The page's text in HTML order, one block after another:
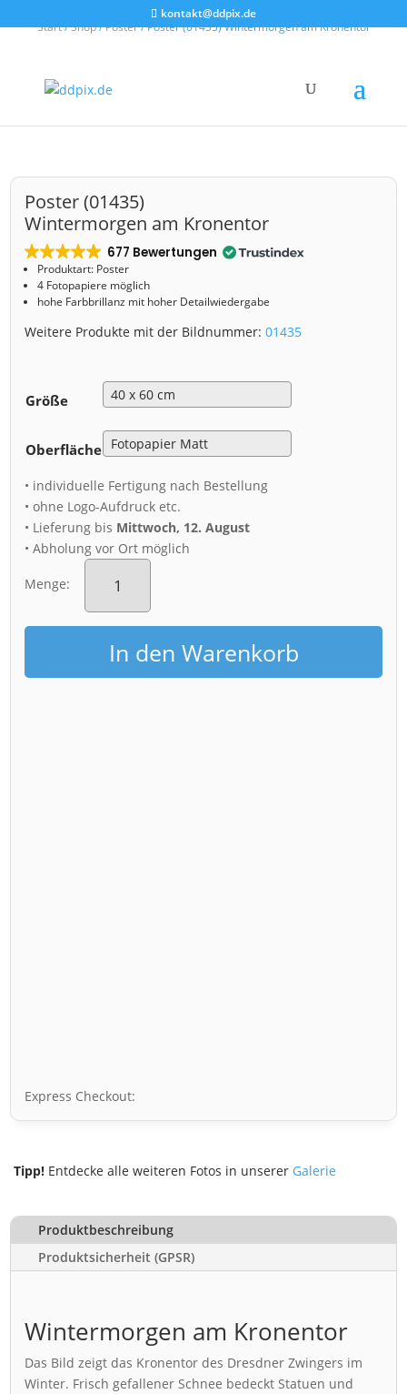
kontakt@ddpix.de
Start/Shop/Poster/ Poster (01435) Wintermorgen am Kronentor
Poster (01435)
Wintermorgen am Kronentor
677 Bewertungen
Produktart: Poster
4 Fotopapiere möglich
hohe Farbbrillanz mit hoher Detailwiedergabe
Weitere Produkte mit der Bildnummer:01435
Größe
Oberfläche
• individuelle Fertigung nach Bestellung
• ohne Logo-Aufdruck etc.
• Lieferung bis Mittwoch, 12. August
• Abholung vor Ort möglich
Menge:
Poster
(01435)
am
Kronentor
MengeIn den Warenkorb
Express Checkout:
Tipp! Entdecke alle weiteren Fotos in unserer Galerie
Produktbeschreibung
Produktsicherheit (GPSR)
Wintermorgen am Kronentor
Das Bild zeigt das Kronentor des Dresdner Zwingers im
Winter. Frisch gefallener Schnee bedeckt Statuen und